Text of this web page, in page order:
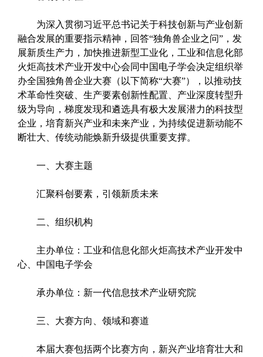
为深入贯彻习近平总书记关于科技创新与产业创新
融合发展的重要指示精神，回答“独角兽企业之问”，发
展新质生产力，加快推进新型工业化，工业和信息化部
火炬高技术产业开发中心会同中国电子学会决定组织举
办全国独角兽企业大赛（以下简称“大赛”），以推动技
术革命性突破、生产要素创新性配置、产业深度转型升
级为导向，梯度发现和遴选具有极大发展潜力的科技型
企业，培育新兴产业和未来产业，为持续促进新动能不
断壮大、传统动能焕新升级提供重要支撑。
一、大赛主题
汇聚科创要素，引领新质未来
二、组织机构
主办单位：工业和信息化部火炬高技术产业开发中
心、中国电子学会
承办单位：新一代信息技术产业研究院
三、大赛方向、领域和赛道
本届大赛包括两个比赛方向，新兴产业培育壮大和